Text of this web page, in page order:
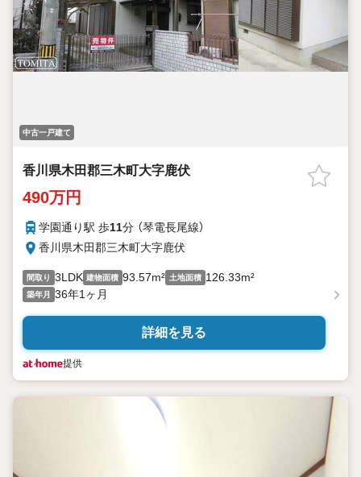
中古一戸建て
香川県木田郡三木町大字鹿伏
490万円
学園通り駅 歩11分 （琴電長尾線）
香川県木田郡三木町大字鹿伏
間取り 3LDK 建物面積 93.57m² 土地面積 126.33m²
築年月 36年1ヶ月
詳細を見る
提供